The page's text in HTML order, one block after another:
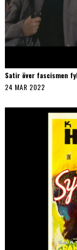
Satir över fascismen
24 MAR 2022